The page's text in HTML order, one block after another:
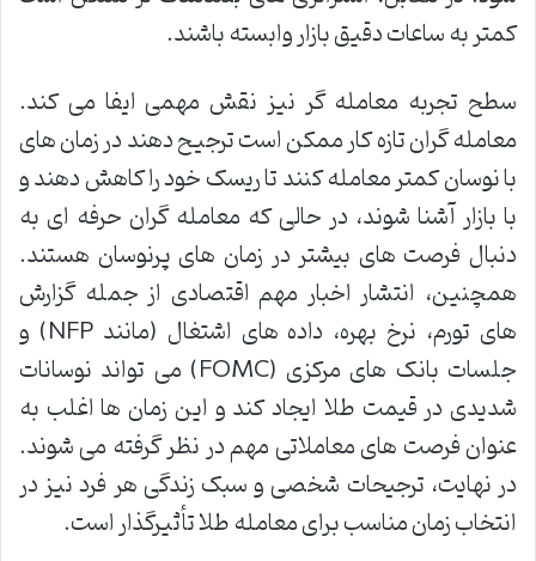
کمتر به ساعات دقیق بازار وابسته باشند.
سطح تجربه معامله گر نیز نقش مهمی ایفا می کند.
معامله گران تازه کار ممکن است ترجیح دهند در زمان های
با نوسان کمتر معامله کنند تا ریسک خود را کاهش دهند و
با بازار آشنا شوند، در حالی که معامله گران حرفه ای به
دنبال فرصت های بیشتر در زمان های پرنوسان هستند.
همچنین، انتشار اخبار مهم اقتصادی از جمله گزارش
های تورم، نرخ بهره، داده های اشتغال (مانند NFP) و
جلسات بانک های مرکزی (FOMC) می تواند نوسانات
شدیدی در قیمت طلا ایجاد کند و این زمان ها اغلب به
عنوان فرصت های معاملاتی مهم در نظر گرفته می شوند.
در نهایت، ترجیحات شخصی و سبک زندگی هر فرد نیز در
انتخاب زمان مناسب برای معامله طلا تأثیرگذار است.